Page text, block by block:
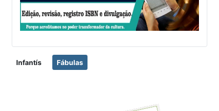
Infantís Fábulas